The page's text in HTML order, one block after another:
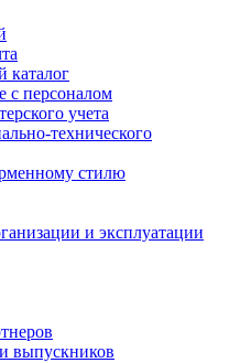
каталог
с персоналом
учета
технического
стилю
и эксплуатации
выпускников